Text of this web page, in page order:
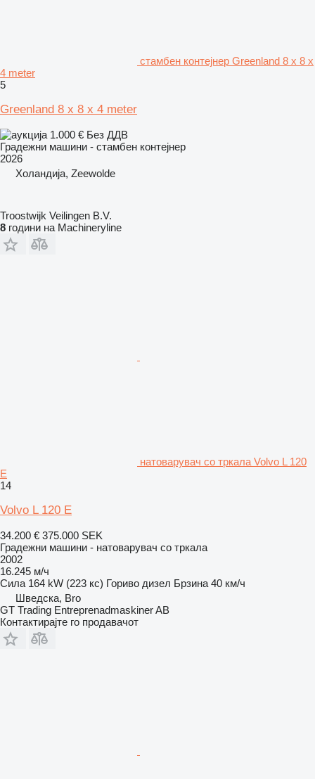
стамбен контејнер Greenland 8 x 8 x
4 meter
5
Greenland 8 x 8 x 4 meter
1.000 € Без ДДВ
Градежни машини - стамбен контејнер
2026
Холандија, Zeewolde
Troostwijk Veilingen B.V.
8 години на Machineryline
натоварувач со тркала Volvo L 120
E
14
Volvo L 120 E
34.200 € 375.000 SEK
Градежни машини - натоварувач со тркала
2002
16.245 м/ч
Сила 164 kW (223 кс) Гориво дизел Брзина 40 км/ч
Шведска, Bro
GT Trading Entreprenadmaskiner AB
Контактирајте го продавачот